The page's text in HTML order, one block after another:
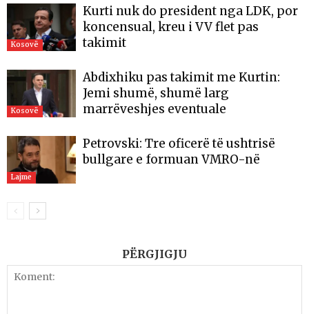
Kosovë
Kurti nuk do president nga LDK, por
koncensual, kreu i VV flet pas
takimit
Kosovë
Abdixhiku pas takimit me Kurtin:
Jemi shumë, shumë larg
marrëveshjes eventuale
Lajme
Petrovski: Tre oficerë të ushtrisë
bullgare e formuan VMRO-në
PËRGJIGJU